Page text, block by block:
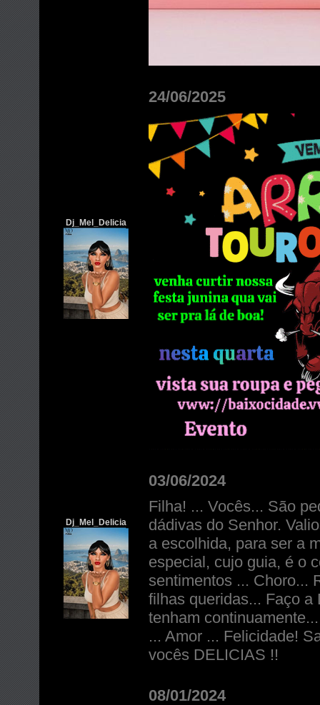
Dj_Mel_Delicia
24/06/2025
Dj_Mel_Delicia
03/06/2024
Filha! ... Vocês... São
dádivas do Senhor.
a escolhida, para ser a
especial, cujo guia, é o
sentimentos ... Choro...
filhas queridas... Faço a
tenham
... Amor ... Felicidade!
vocês DELICIAS !!
08/01/2024